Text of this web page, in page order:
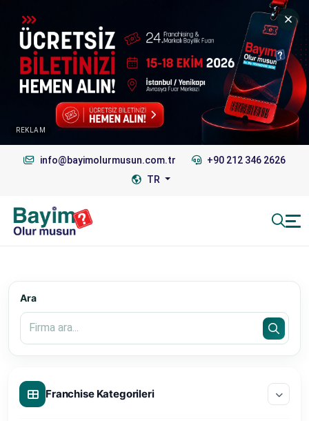
REKLAM
info@bayimolurmusun.com.tr
+90 212 346 2626
TR
Ara
Franchise Kategorileri